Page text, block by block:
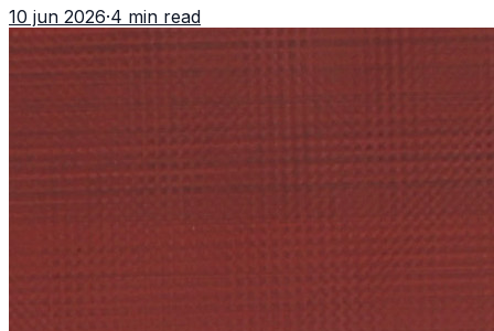
Grandes Ligas.
10 jun 2026·4 min read